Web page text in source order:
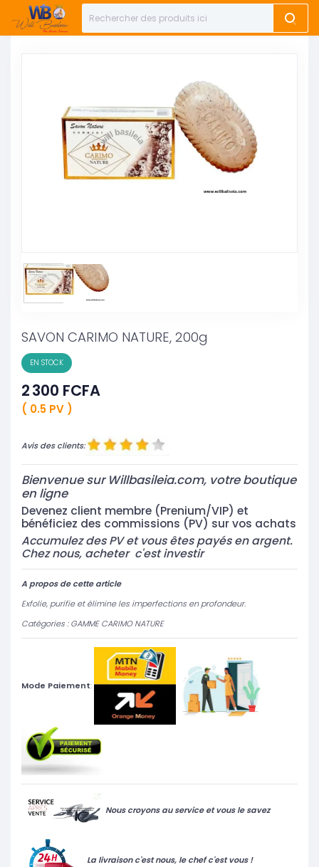
SAVON CARIMO NATURE, 200g
EN STOCK
2 300 FCFA
( 0.5 PV )
Avis des clients:
Bienvenuesur Willbasileia.com, votre boutique
en ligne
Devenez client membre (Prenium/VIP) et
bénéficiez des commissions (PV) sur vos achats
Accumulez des PV et vous êtes payés en argent.
Chez nous, acheter c'est investir
A propos de cette article
Exfolie, purifie et élimine les imperfections en profondeur.
Catégories : GAMME CARIMO NATURE
Mode Paiement:
Nous croyons au service et vous le savez
La livraison c'est nous, le chef c'est vous !